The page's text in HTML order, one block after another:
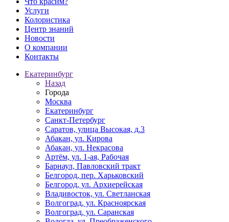
Услуги
Колористика
Центр знаний
Новости
О компании
Контакты
Екатеринбург
Назад
Города
Москва
Екатеринбург
Санкт-Петербург
Саратов, улица Высокая, д.3
Абакан, ул. Кирова
Абакан, ул. Некрасова
Артём, ул. 1-ая, Рабочая
Барнаул, Павловский тракт
Белгород, пер. Харьковский
Белгород, ул. Архиерейская
Владивосток, ул. Светланская
Волгоград, ул. Красноярская
Волгоград, ул. Саранская